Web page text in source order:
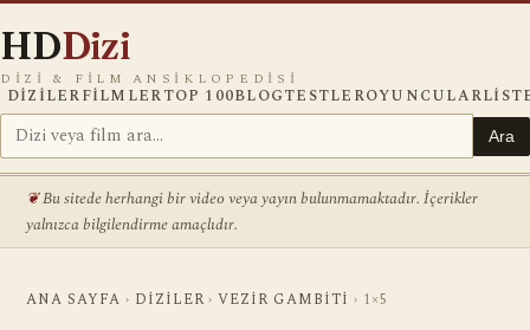
HDDizi
DIZI & FILM ANSIKLOPEDISI
DIZILERFILMLERTOP 100BLOGTESTLEROYUNCULAR
Ara
Bu sitede herhangi bir video veya yayın bulunmamaktadır. İçerikler
yalnızca bilgilendirme amaçlıdır.
ANA SAYFA › DIZILER ›VEZIR GAMBITI › 1×5